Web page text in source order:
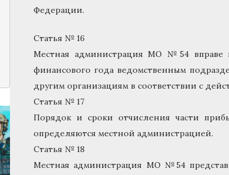
Федерации.
Статья № 16
Местная администрация МО №54 вправе
финансового года ведомственным
другим организациям в соответствии с
Статья № 17
Порядок и сроки отчисления части
определяются местной администрацией.
Статья № 18
Местная администрация МО №54